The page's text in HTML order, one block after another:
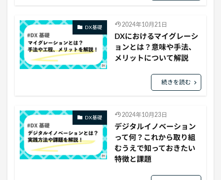
DX基礎 2024年10月21日
DXにおけるマイグレーシ
ョンとは？意味や手法、
メリットについて解説
続きを読む
DX基礎 2024年10月23日
デジタルイノベーション
って何？これから取り組
むうえで知っておきたい
特徴と課題